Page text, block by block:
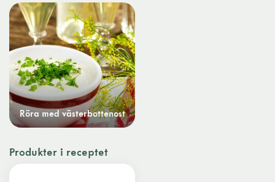
Röra med västerbottenost
Produkter i receptet